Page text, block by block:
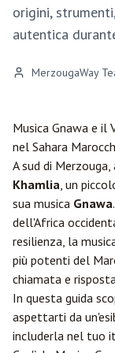
origini,
autentica
MerzougaWay
Musica Gnawa e il
nel Sahara
A sud di Merzouga,
Khamlia, un
sua musica Gnawa
dell'Africa
resilienza, la
più potenti del
chiamata e
In questa guida
aspettarti da
includerla nel tuo